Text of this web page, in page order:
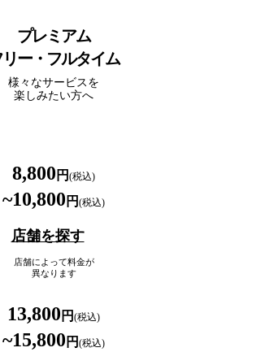
プレミアム
リー・フルタイム
様々なサービスを
楽しみたい方へ
8,800 円 (税込)
~10,800 円 (税込)
店舗を探す
店舗によって料金が
異なります
13,800 円 (税込)
~15,800 円 (税込)